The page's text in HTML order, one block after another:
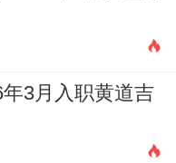
3月入职黄道吉